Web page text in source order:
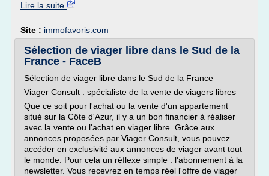
Lire la suite
Site : immofavoris.com
Sélection de viager libre dans le Sud de la
France - FaceB
Sélection de viager libre dans le Sud de la France
Viager Consult : spécialiste de la vente de viagers libres
Que ce soit pour l'achat ou la vente d'un appartement
situé sur la Côte d'Azur, il y a un bon financier à réaliser
avec la vente ou l'achat en viager libre. Grâce aux
annonces proposées par Viager Consult, vous pouvez
accéder en exclusivité aux annonces de viager avant tout
le monde. Pour cela un réflexe simple : l'abonnement à la
newsletter. Vous recevrez en temps réel l'offre de viager